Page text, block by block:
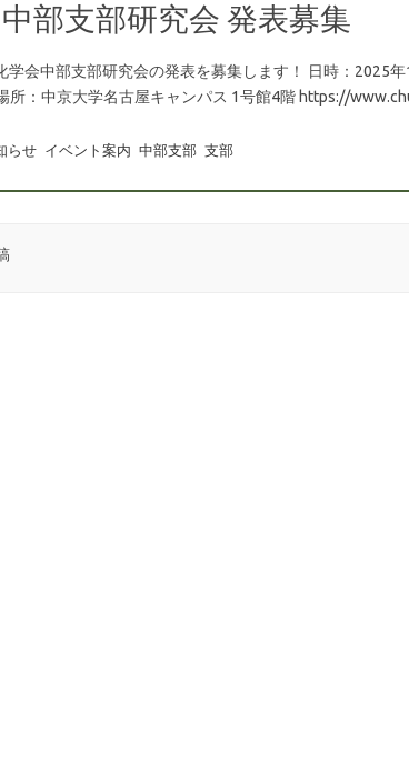
部支部研究会 発表募集
学会中部支部研究会の発表を募集します！ 日時：2025
所：中京大学名古屋キャンパス 1号館4階 https://
らせ イベント案内 中部支部 支部
ョン